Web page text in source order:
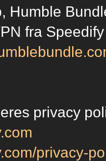
Humble
fra
privacy
privacy-